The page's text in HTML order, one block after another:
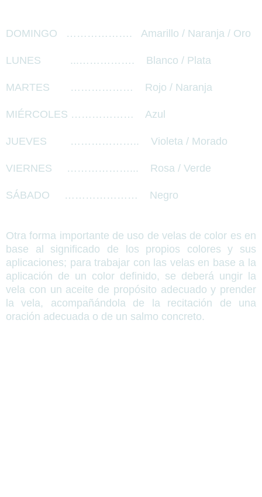
DOMINGO ………………. Amarillo / Naranja / Oro
LUNES ...……………. Blanco / Plata
MARTES ……………… Rojo / Naranja
MIÉRCOLES ……………… Azul
JUEVES ……………….. Violeta / Morado
VIERNES ………………... Rosa / Verde
SÁBADO ………………… Negro
Otra forma importante de uso de velas de color es en
base al significado de los propios colores y sus
aplicaciones; para trabajar con las velas en base a la
aplicación de un color definido, se deberá ungir la
vela con un aceite de propósito adecuado y prender
la vela, acompañándola de la recitación de una
oración adecuada o de un salmo concreto.